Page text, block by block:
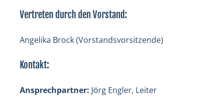
Vertreten durch den Vorstand:
Angelika Brock (Vorstandsvorsitzende)
Kontakt:
Ansprechpartner: Jörg Engler, Leiter